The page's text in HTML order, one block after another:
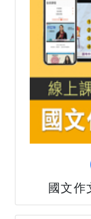
國文作